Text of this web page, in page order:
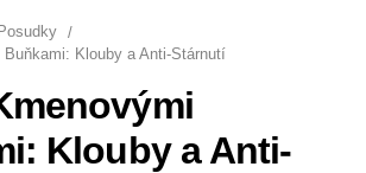
Posudky
Buňkami: Klouby a Anti-Stárnutí
Klouby a Anti-